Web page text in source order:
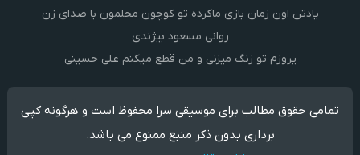
یادتن اون زمان بازی ماکرده تو کوچون محلمون با صدای زن
روانی مسعود بیژندی
یروزم تو زنگ میزنی و من قطع میکنم علی حسینی
تمامی حقوق مطالب برای موسیقی سرا محفوظ است و هرگونه کپی
برداری بدون ذکر منبع ممنوع می باشد.